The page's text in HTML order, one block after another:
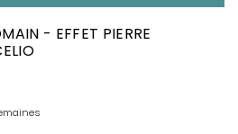
- EFFET PIERRE